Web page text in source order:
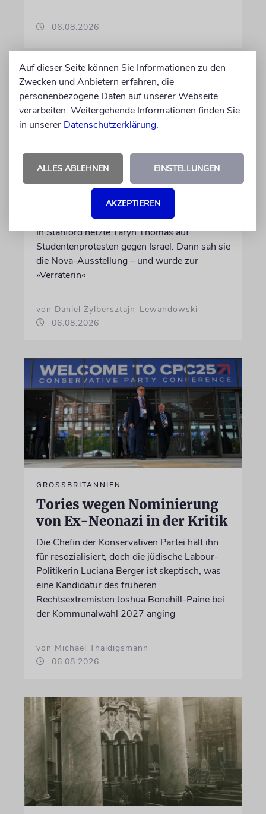
06.08.2026
Seitenwechsel
In Stanford hetzte Taryn Thomas auf
Studentenprotesten gegen Israel. Dann sah sie
die Nova-Ausstellung – und wurde zur
»Verräterin«
von Daniel Zylbersztajn-Lewandowski
06.08.2026
GROSSBRITANNIEN
Tories wegen Nominierung
von Ex-Neonazi in der Kritik
Die Chefin der Konservativen Partei hält ihn
für resozialisiert, doch die jüdische Labour-
Politikerin Luciana Berger ist skeptisch, was
eine Kandidatur des früheren
Rechtsextremisten Joshua Bonehill-Paine bei
der Kommunalwahl 2027 anging
von Michael Thaidigsmann
06.08.2026
Auf dieser Seite können Sie Informationen zu den
Zwecken und Anbietern erfahren, die
personenbezogene Daten auf unserer Webseite
verarbeiten. Weitergehende Informationen finden Sie
in unserer Datenschutzerklärung.
ALLES ABLEHNEN EINSTELLUNGEN
AKZEPTIEREN